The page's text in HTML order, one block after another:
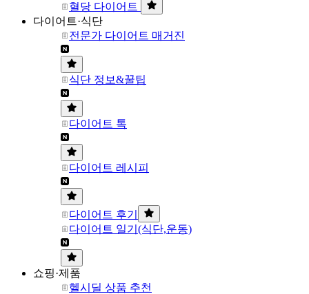
혈당 다이어트
다이어트·식단
전문가 다이어트 매거진
식단 정보&꿀팁
다이어트 톡
다이어트 레시피
다이어트 후기
다이어트 일기(식단,운동)
쇼핑·제품
헬시딜 상품 추천